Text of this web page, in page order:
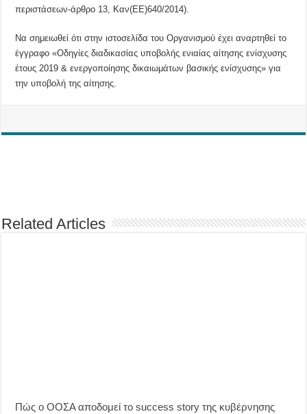
περιστάσεων-άρθρο 13, Καν(ΕΕ)640/2014).
Να σημειωθεί ότι στην ιστοσελίδα του Οργανισμού έχει αναρτηθεί το
έγγραφο «Οδηγίες διαδικασίας υποβολής ενιαίας αίτησης ενίσχυσης
έτους 2019 & ενεργοποίησης δικαιωμάτων βασικής ενίσχυσης» για
την υποβολή της αίτησης.
Related Articles
Πώς ο ΟΟΣΑ αποδομεί το success story της κυβέρνησης